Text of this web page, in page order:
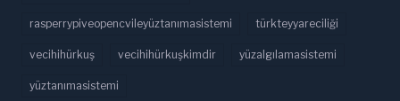
rasperrypiveopencvileyüztanımasistemi türkteyyareciliği
vecihihürkuş vecihihürkuşkimdir yüzalgılamasistemi
yüztanımasistemi